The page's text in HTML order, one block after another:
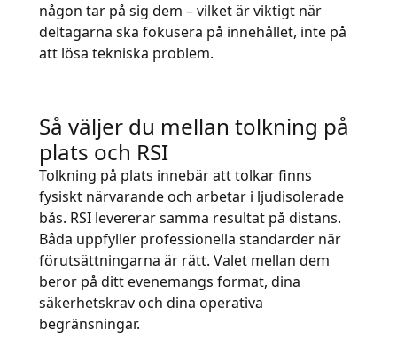
någon tar på sig dem – vilket är viktigt när
deltagarna ska fokusera på innehållet, inte på
att lösa tekniska problem.
Så väljer du mellan tolkning på
plats och RSI
Tolkning på plats innebär att tolkar finns
fysiskt närvarande och arbetar i ljudisolerade
bås. RSI levererar samma resultat på distans.
Båda uppfyller professionella standarder när
förutsättningarna är rätt. Valet mellan dem
beror på ditt evenemangs format, dina
säkerhetskrav och dina operativa
begränsningar.